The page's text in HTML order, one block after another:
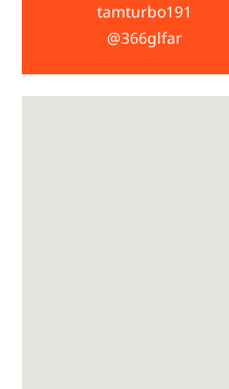
tamturbo191
@366glfar